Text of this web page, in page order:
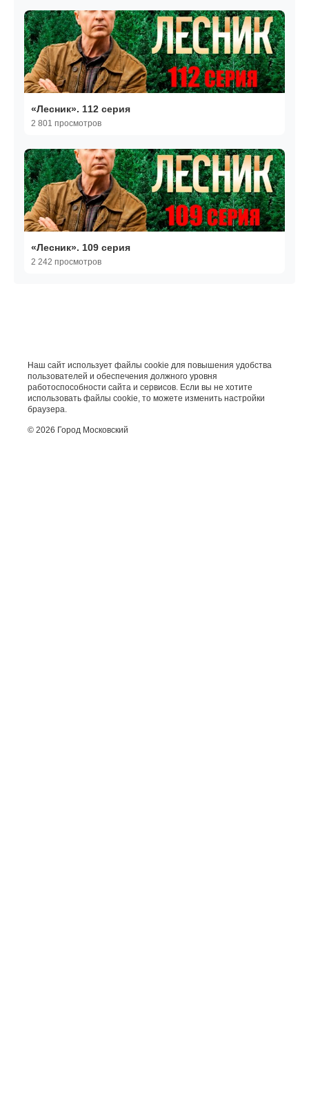
«Лесник». 112 серия
2 801 просмотров
«Лесник». 109 серия
2 242 просмотров
Наш сайт использует файлы cookie для повышения удобства
пользователей и обеспечения должного уровня
работоспособности сайта и сервисов. Если вы не хотите
использовать файлы cookie, то можете изменить настройки
браузера.
© 2026 Город Московский